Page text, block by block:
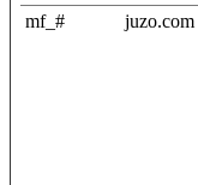
mf_# juzo.com